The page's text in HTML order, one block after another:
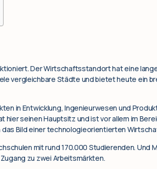
Der Wirtschaftsstandort hat eine
vergleichbare Städte und bietet heute ein
in Entwicklung, Ingenieurwesen und
seinen Hauptsitz und ist vor allem im
Bild einer technologieorientierten
mit rund 170.000 Studierenden. Und
zu zwei Arbeitsmärkten.